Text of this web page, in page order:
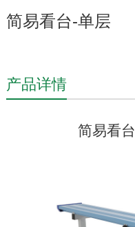
简易看台-单层
产品详情
简易看台